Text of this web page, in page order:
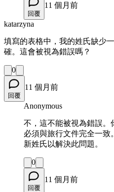
回覆
11 個月前
katarzyna
填寫的表格中，我的姓氏缺少
確。這會被視為錯誤嗎？
0
回覆
11 個月前
Anonymous
不，這不能被視為錯誤。
必須與旅行文件完全一
新姓氏以解決此問題。
0
回覆
11 個月前